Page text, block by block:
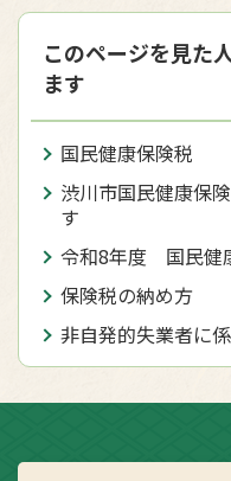
このページを見た
ます
国民健康保険税
渋川市国民健康保
す
令和8年度 国民健
保険税の納め方
非自発的失業者に